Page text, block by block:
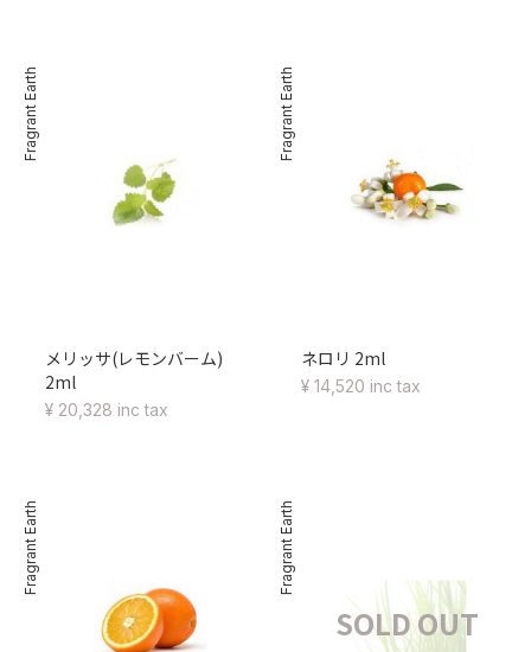
Fragrant Earth
メリッサ(レモンバーム)
2ml
¥ 20,328 inc tax
Fragrant Earth
ネロリ 2ml
¥ 14,520 inc tax
Fragrant Earth Fragrant Earth
SOLD OUT